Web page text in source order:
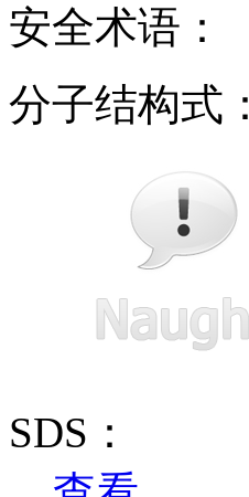
安全术语：
分子结构式：
SDS：